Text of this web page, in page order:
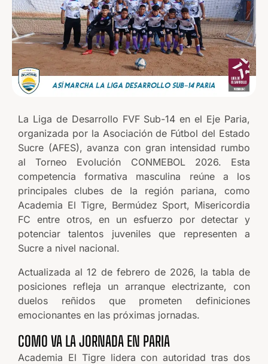
La Liga de Desarrollo FVF Sub-14 en el Eje Paria,
organizada por la Asociación de Fútbol del Estado
Sucre (AFES), avanza con gran intensidad rumbo
al Torneo Evolución CONMEBOL 2026. Esta
competencia formativa masculina reúne a los
principales clubes de la región pariana, como
Academia El Tigre, Bermúdez Sport, Misericordia
FC entre otros, en un esfuerzo por detectar y
potenciar talentos juveniles que representen a
Sucre a nivel nacional.
Actualizada al 12 de febrero de 2026, la tabla de
posiciones refleja un arranque electrizante, con
duelos reñidos que prometen definiciones
emocionantes en las próximas jornadas.
COMO VA LA JORNADA EN PARIA
Academia El Tigre lidera con autoridad tras dos